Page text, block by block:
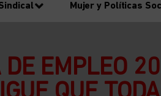
Mujer y Políticas
EMPLEO